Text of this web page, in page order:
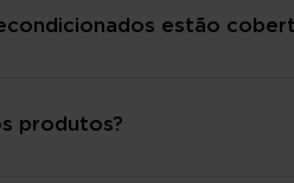
estão
produtos?